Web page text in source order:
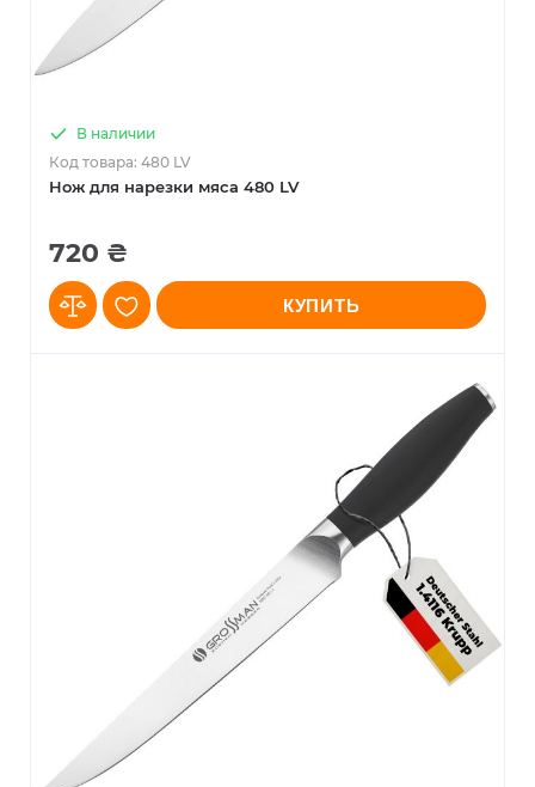
Нож для нарезки мяса 480 LV
В наличии
Код товара: 480 LV
720 ₴
КУПИТЬ